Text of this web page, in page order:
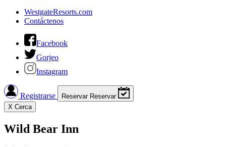
WestgateResorts.com
Contáctenos
Facebook
Gorjeo
Instagram
Registrarse Reservar Reservar
X Cerca
Wild Bear Inn